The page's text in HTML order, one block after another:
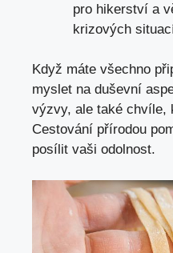
pro hikerství a
krizových
Když máte všechno
myslet na duševní
výzvy, ale také chvíle,
Cestování přírodou
posílit vaši odolnost.